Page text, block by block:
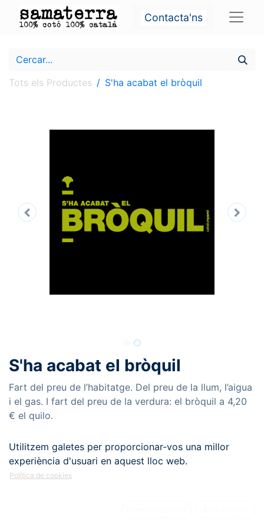
Contacta'ns
Tots els Productes S'ha acabat el bròquil
S'ha acabat el bròquil
Fart del preu de l’habitatge. Del preu de la llum, l’aigua
i el gas. I fart del preu de la verdura: el bròquil a 4,20
€ el quilo.
17,00
TALLES ADULT
Utilitzem galetes per proporcionar-vos una millor
experiència d'usuari en aquest lloc web.
Política de cookies